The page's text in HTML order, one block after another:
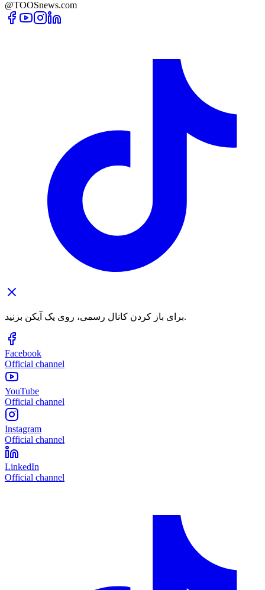
@TOOSnews.com
برای باز کردن کانال رسمی، روی یک آیکن بزنید.
Facebook
Official channel
YouTube
Official channel
Instagram
Official channel
LinkedIn
Official channel